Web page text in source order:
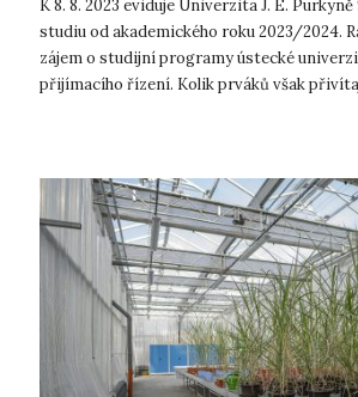
K 8. 8. 2023 eviduje Univerzita J. E.
studiu od akademického roku 2023/2024.
zájem o studijní programy ústecké
přijímacího řízení. Kolik prváků však